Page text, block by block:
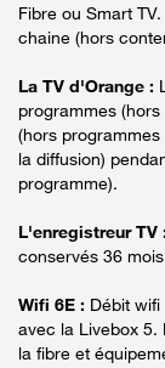
Fibre ou Smart
chaine (hors
La TV d'Orange :
programmes
(hors
la diffusion)
programme).
L'enregistreur TV :
conservés 36
Wifi 6E : Débit
avec la Livebox 5.
la fibre et